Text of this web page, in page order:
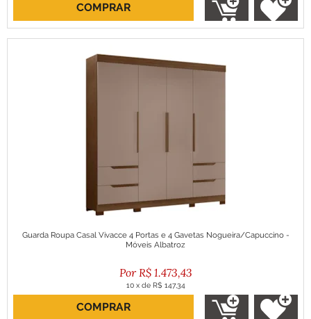
ou R$ 1.402,91 no boleto
COMPRAR
Guarda Roupa Casal Vivacce 4 Portas e 4 Gavetas Nogueira/Capuccino -
Móveis Albatroz
R$ 1.473,43
10 x de R$ 147,34
ou R$ 1.326,09 no boleto
COMPRAR